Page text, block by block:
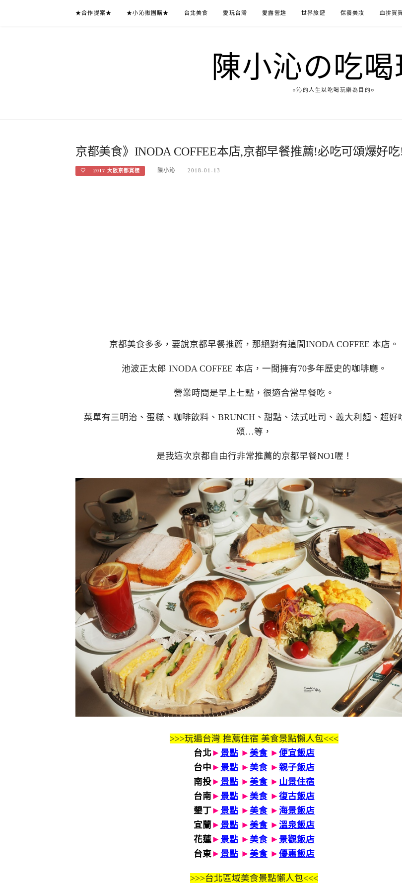
★合作提案★ ★小沁揪團購★ 台北美食 愛玩台灣 愛露營趣 世界旅遊 保養美妝 血拚買買
陳小沁の吃喝
○沁的人生以吃喝玩樂為目的○
京都美食》INODA COFFEE本店,京都早餐推薦!必吃可頌爆好吃
♡ 2017 大阪京都賞櫻 陳小沁 2018-01-13
京都美食多多，要說京都早餐推薦，那絕對有這間INODA COFFEE 本店。
池波正太郎 INODA COFFEE 本店，一間擁有70多年歷史的咖啡廳。
營業時間是早上七點，很適合當早餐吃。
菜單有三明治、蛋糕、咖啡飲料、BRUNCH、甜點、法式吐司、義大利麵、超好
頌…等，
是我這次京都自由行非常推薦的京都早餐NO1喔！
>>>玩遍台灣 推薦住宿 美食景點懶人包<<<
台北► 景點 ► 美食 ► 便宜飯店
台中 ► 景點 ► 美食 ► 親子飯店
南投► 景點 ► 美食 ► 山景住宿
台南► 景點 ► 美食 ► 復古飯店
墾丁► 景點 ► 美食 ► 海景飯店
宜蘭► 景點 ► 美食 ► 溫泉飯店
花蓮► 景點 ► 美食 ► 景觀飯店
台東► 景點 ► 美食 ► 優惠飯店
>>>台北區域美食景點懶人包<<<